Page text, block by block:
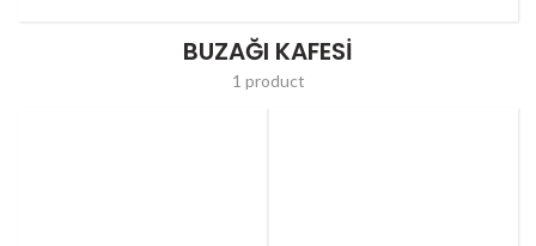
BUZAĞI KAFESI
1 product